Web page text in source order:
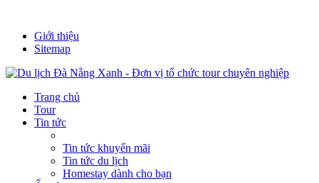
Giới thiệu
Sitemap
Trang chủ
Tour
Tin tức
Tin tức khuyến mãi
Tin tức du lịch
Homestay dành cho bạn